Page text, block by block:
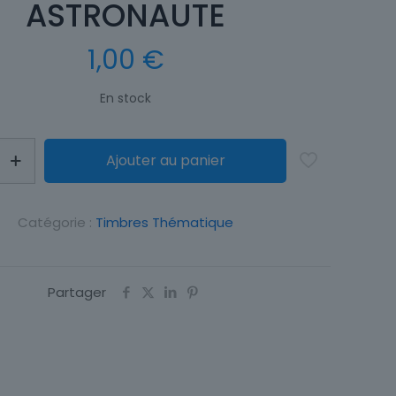
ASTRONAUTE
1,00 €
En stock
Ajouter au panier
Catégorie : Timbres Thématique
Partager